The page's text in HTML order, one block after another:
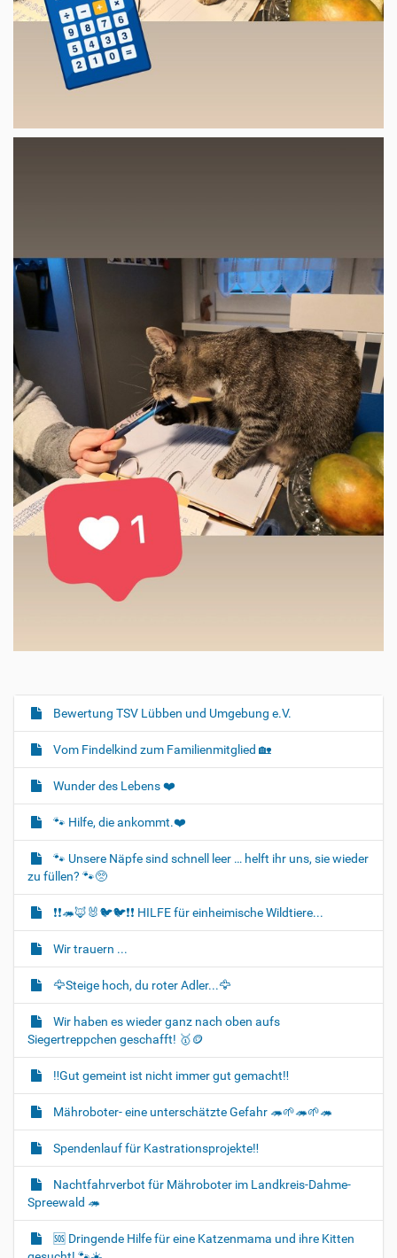
N
a
v
g
a
t
i
o
n
Bewertung TSV Lübben und Umgebung e.V.
Vom Findelkind zum Familienmitglied 🏡
Wunder des Lebens ❤️
🐾 Hilfe, die ankommt.❤️
🐾 Unsere Näpfe sind schnell leer … helft ihr uns, sie wieder
zu füllen? 🐾🥺
❗❗🦔🦊🐰🐦‍🐦❗❗ HILFE für einheimische Wildtiere...
Wir trauern ...
🦅Steige hoch, du roter Adler...🦅
Wir haben es wieder ganz nach oben aufs
Siegertreppchen geschafft! 🥇🪙
‼️Gut gemeint ist nicht immer gut gemacht‼️
Mähroboter- eine unterschätzte Gefahr 🦔🌱🦔🌱🦔
Spendenlauf für Kastrationsprojekte‼️
Nachtfahrverbot für Mähroboter im Landkreis-Dahme-
Spreewald 🦔
🆘️ Dringende Hilfe für eine Katzenmama und ihre Kitten